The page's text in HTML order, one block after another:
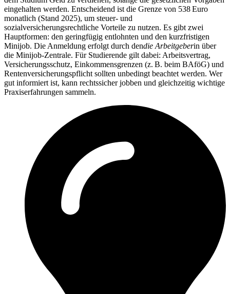
eingehalten werden. Entscheidend ist die Grenze von 538 Euro
monatlich (Stand 2025), um steuer- und
sozialversicherungsrechtliche Vorteile zu nutzen. Es gibt zwei
Hauptformen: den geringfügig entlohnten und den kurzfristigen
Minijob. Die Anmeldung erfolgt durch dendie Arbeitgeberin über
die Minijob-Zentrale. Für Studierende gilt dabei: Arbeitsvertrag,
Versicherungsschutz, Einkommensgrenzen (z. B. beim BAföG) und
Rentenversicherungspflicht sollten unbedingt beachtet werden. Wer
gut informiert ist, kann rechtssicher jobben und gleichzeitig wichtige
Praxiserfahrungen sammeln.